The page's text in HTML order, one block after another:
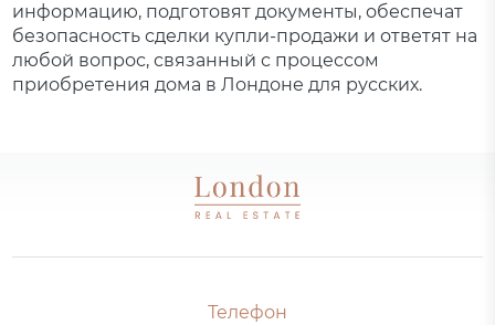
информацию, подготовят документы, обеспечат
безопасность сделки купли-продажи и ответят на
любой вопрос, связанный с процессом
приобретения дома в Лондоне для русских.
Телефон